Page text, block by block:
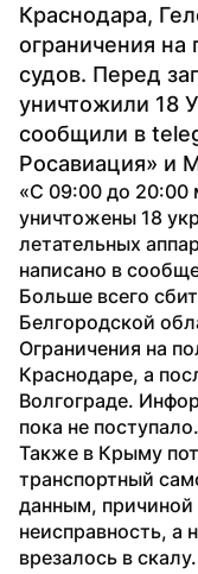
Краснодара,
ограничения
судов. Перед
уничтожили 18
сообщили в
Росавиация» и
«С 09:00 до
уничтожены 18
летательных
написано в
Больше всего
Белгородской
Ограничения на
Краснодаре, а
Волгограде.
пока не поступало.
Также в Крыму
транспортный
данным, причиной
неисправность, а
врезалось в